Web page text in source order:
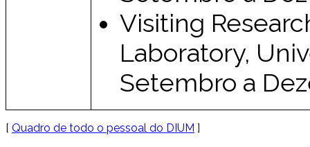
Visiting
Laboratory,
Setembro a
[ Quadro de todo o pessoal do DIUM ]